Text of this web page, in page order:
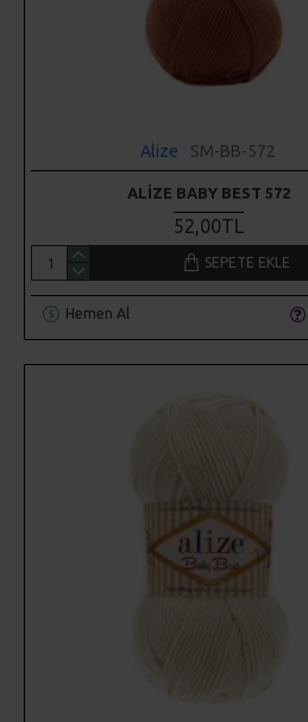
Alize SM-BB-572
ALIZE BABY BEST 572
52,00TL
SEPETE EKLE
Hemen Al